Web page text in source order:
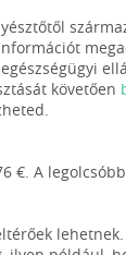
követően
€. A